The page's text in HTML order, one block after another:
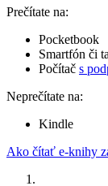
Prečítate na:
Pocketbook
Smartfón či
Počítač s
Neprečítate na:
Kindle
Ako čítať e-knihy